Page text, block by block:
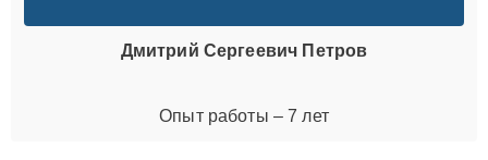
Дмитрий Сергеевич Петров
Опыт работы – 7 лет